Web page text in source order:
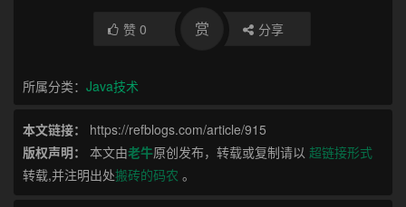
赞 0 赏 分享
所属分类： Java技术
本文链接：
https://refblogs.com/article/915
版权声明：
本文由老牛原创发布，转载或复制请以 超链接形式
转载,并注明出处搬砖的码农 。